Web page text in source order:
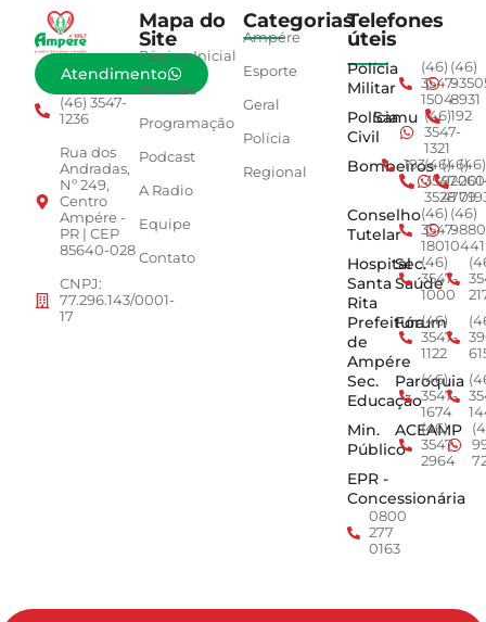
Atendimento
(46) 3547-
1236
Rua dos
Andradas,
Nº 249,
Centro
Ampére -
PR | CEP
85640-028
CNPJ:
77.296.143/0001-
17
Mapa do
Site
Página Inicial
Notícias
Programação
Podcast
A Radio
Equipe
Contato
Categorias
Ampére
Esporte
Geral
Polícia
Regional
Telefones
úteis
Polícia
Militar
(46)
3547-
1504
(46)
8931
Polícia
Civil
Samu (46)
3547-
1321
192
Bombeiros
193(46)
3547-
3528
(46)
4779
(46)
Conselho
Tutelar
(46)
3547-
1801
(46)
0441
Hospital
Santa
Rita
Sec.
Saúde
(46)
3547-
1000
Prefeitura
de
Ampére
Fórum
(46)
3547-
1122
Sec.
Educação
Paroquia
(46)
3547-
1674
Min.
Público
ACEAMP
(46)
3547-
2964
EPR -
Concessionária
0800
277
0163